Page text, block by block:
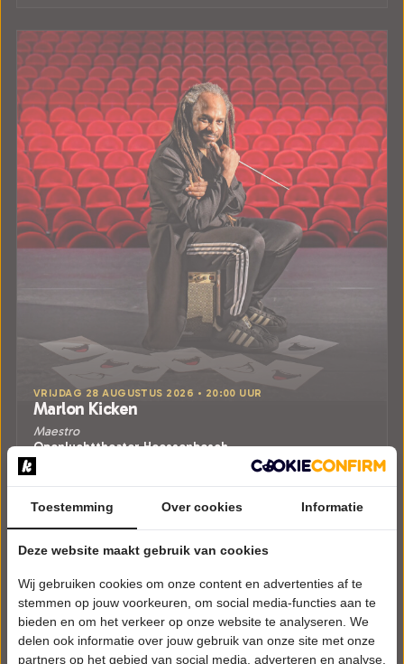
VRIJDAG 28 AUGUSTUS 2026 • 20:00 UUR
Marlon Kicken
Maestro
Openluchttheater Hoessenbosch
Tickets
Toestemming Over cookies Informatie
Deze website maakt gebruik van cookies
Wij gebruiken cookies om onze content en advertenties af te
stemmen op jouw voorkeuren, om social media-functies aan te
bieden en om het verkeer op onze website te analyseren. We
delen ook informatie over jouw gebruik van onze site met onze
partners op het gebied van social media, adverteren en analyse.